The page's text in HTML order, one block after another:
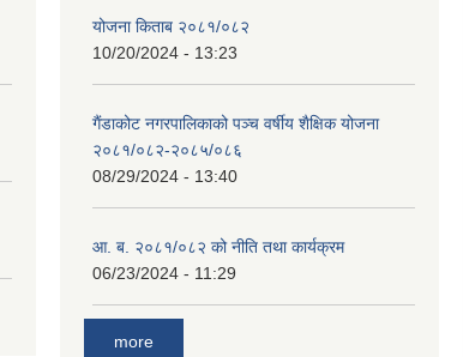
योजना किताब २०८१/०८२
10/20/2024 - 13:23
गैंडाकोट नगरपालिकाको पञ्च वर्षीय शैक्षिक योजना
२०८१/०८२-२०८५/०८६
08/29/2024 - 13:40
आ. ब. २०८१/०८२ को नीति तथा कार्यक्रम
06/23/2024 - 11:29
more